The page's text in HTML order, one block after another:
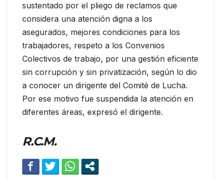
sustentado por el pliego de reclamos que
considera una atención digna a los
asegurados, mejores condiciones para los
trabajadores, respeto a los Convenios
Colectivos de trabajo, por una gestión eficiente
sin corrupción y sin privatización, según lo dio
a conocer un dirigente del Comité de Lucha.
Por ese motivo fue suspendida la atención en
diferentes áreas, expresó el dirigente.
R.C.M.